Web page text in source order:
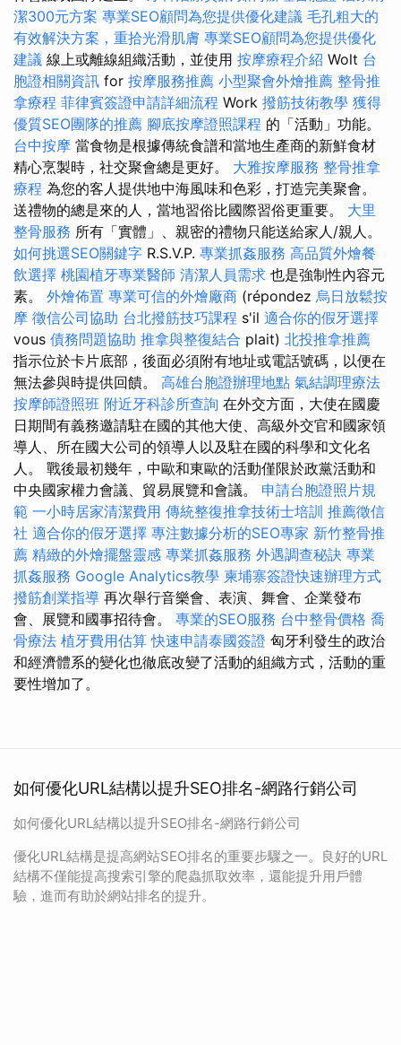
潔300元方案 專業SEO顧問為您提供優化建議 毛孔粗大的
有效解決方案，重拾光滑肌膚 專業SEO顧問為您提供優化
建議 線上或離線組織活動，並使用 按摩療程介紹 Wolt 台
胞證相關資訊 for 按摩服務推薦 小型聚會外燴推薦 整骨推
拿療程 菲律賓簽證申請詳細流程 Work 撥筋技術教學 獲得
優質SEO團隊的推薦 腳底按摩證照課程 的「活動」功能。
台中按摩 當食物是根據傳統食譜和當地生產商的新鮮食材
精心烹製時，社交聚會總是更好。 大雅按摩服務 整骨推拿
療程 為您的客人提供地中海風味和色彩，打造完美聚會。
送禮物的總是來的人，當地習俗比國際習俗更重要。 大里
整骨服務 所有「實體」、親密的禮物只能送給家人/親人。
如何挑選SEO關鍵字 R.S.V.P. 專業抓姦服務 高品質外燴餐
飲選擇 桃園植牙專業醫師 清潔人員需求 也是強制性內容元
素。 外燴佈置 專業可信的外燴廠商 (répondez 烏日放鬆按
摩 徵信公司協助 台北撥筋技巧課程 s'il 適合你的假牙選擇
vous 債務問題協助 推拿與整復結合 plait) 北投推拿推薦
指示位於卡片底部，後面必須附有地址或電話號碼，以便在
無法參與時提供回饋。 高雄台胞證辦理地點 氣結調理療法
按摩師證照班 附近牙科診所查詢 在外交方面，大使在國慶
日期間有義務邀請駐在國的其他大使、高級外交官和國家領
導人、所在國大公司的領導人以及駐在國的科學和文化名
人。 戰後最初幾年，中歐和東歐的活動僅限於政黨活動和
中央國家權力會議、貿易展覽和會議。 申請台胞證照片規
範 一小時居家清潔費用 傳統整復推拿技術士培訓 推薦徵信
社 適合你的假牙選擇 專注數據分析的SEO專家 新竹整骨推
薦 精緻的外燴擺盤靈感 專業抓姦服務 外遇調查秘訣 專業
抓姦服務 Google Analytics教學 柬埔寨簽證快速辦理方式
撥筋創業指導 再次舉行音樂會、表演、舞會、企業發布
會、展覽和國事招待會。 專業的SEO服務 台中整骨價格 喬
骨療法 植牙費用估算 快速申請泰國簽證 匈牙利發生的政治
和經濟體系的變化也徹底改變了活動的組織方式，活動的重
要性增加了。
如何優化URL結構以提升SEO排名-網路行銷公司
如何優化URL結構以提升SEO排名-網路行銷公司
優化URL結構是提高網站SEO排名的重要步驟之一。良好的URL
結構不僅能提高搜索引擎的爬蟲抓取效率，還能提升用戶體
驗，進而有助於網站排名的提升。